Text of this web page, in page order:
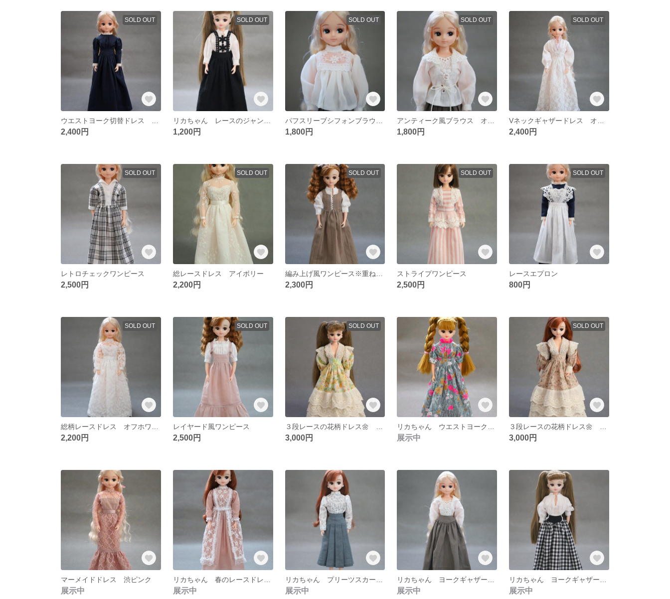
SOLD OUT
2,400円
SOLD OUT
1,200円
SOLD OUT
1,800円
SOLD OUT
1,800円
SOLD OUT
2,400円
SOLD OUT
レトロチェックワンピース
2,500円
SOLD OUT
総レースドレス アイボリー
2,200円
SOLD OUT
2,300円
SOLD OUT
ストライプワンピース
2,500円
SOLD OUT
レースエプロン
800円
SOLD OUT
2,200円
SOLD OUT
レイヤード風ワンピース
2,500円
SOLD OUT
3,000円 展示中
SOLD OUT
3,000円
マーメイドドレス 渋ピンク
展示中 展示中 展示中 展示中 展示中